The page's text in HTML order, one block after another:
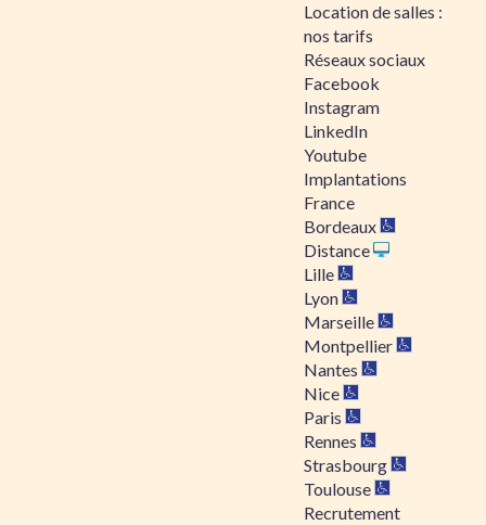
Location de salles :
nos tarifs
Réseaux sociaux
Facebook
Instagram
LinkedIn
Youtube
Implantations
France
Bordeaux
Distance
Lille
Lyon
Marseille
Montpellier
Nantes
Nice
Paris
Rennes
Strasbourg
Toulouse
Recrutement